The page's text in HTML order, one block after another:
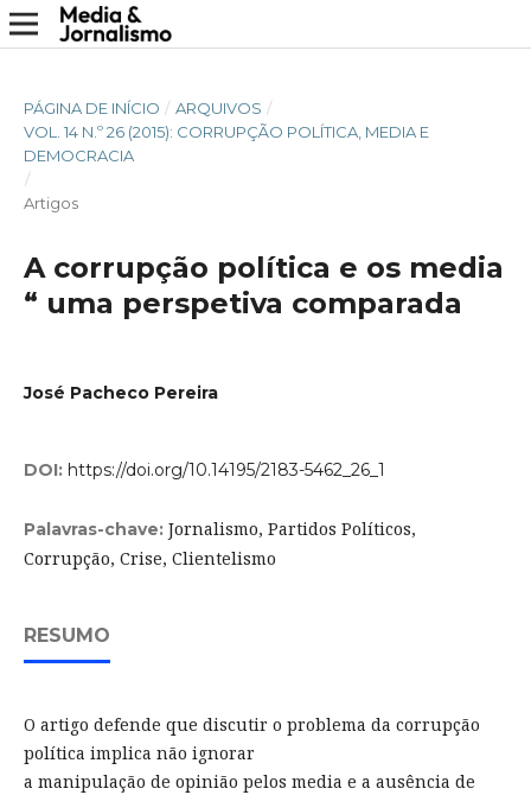
PÁGINA DE INÍCIO / ARQUIVOS /
VOL. 14 N.º 26 (2015): CORRUPÇÃO POLÍTICA, MEDIA E
DEMOCRACIA
/
Artigos
A corrupção política e os media
“ uma perspetiva comparada
José Pacheco Pereira
DOI: https://doi.org/10.14195/2183-5462_26_1
Palavras-chave: Jornalismo, Partidos Políticos,
Corrupção, Crise, Clientelismo
RESUMO
O artigo defende que discutir o problema da corrupção
política implica não ignorar
a manipulação de opinião pelos media e a ausência de